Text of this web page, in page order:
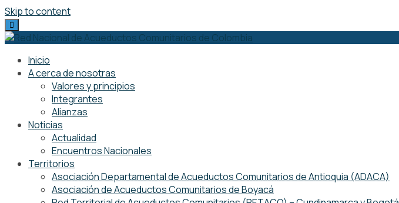
Skip to content
Inicio
A cerca de nosotras
Valores y principios
Integrantes
Alianzas
Noticias
Actualidad
Encuentros Nacionales
Territorios
Asociación Departamental de Acueductos Comunitarios de Antioquia (ADACA)
Asociación de Acueductos Comunitarios de Boyacá